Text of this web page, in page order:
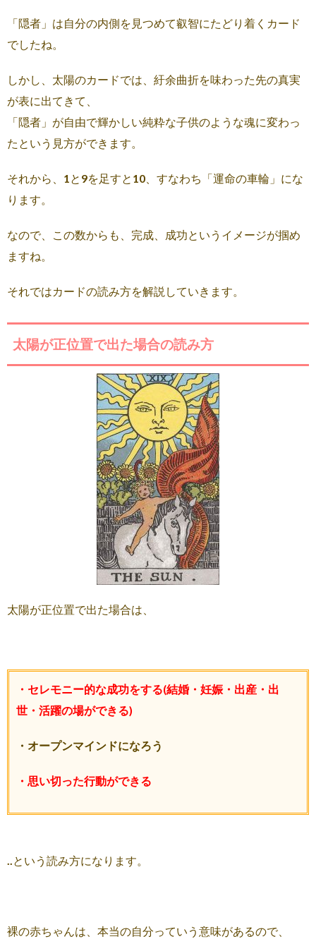
「隠者」は自分の内側を見つめて叡智にたどり着くカード
でしたね。
しかし、太陽のカードでは、紆余曲折を味わった先の真実
が表に出てきて、
「隠者」が自由で輝かしい純粋な子供のような魂に変わっ
たという見方ができます。
それから、1と9を足すと10、すなわち「運命の車輪」にな
ります。
なので、この数からも、完成、成功というイメージが掴め
ますね。
それではカードの読み方を解説していきます。
太陽が正位置で出た場合の読み方
太陽が正位置で出た場合は、
・セレモニー的な成功をする(結婚・妊娠・出産・出
世・活躍の場ができる)
・オープンマインドになろう
・思い切った行動ができる
..という読み方になります。
裸の赤ちゃんは、本当の自分っていう意味があるので、